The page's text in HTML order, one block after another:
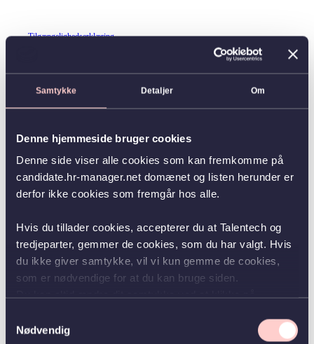
Samtykke Detaljer Om
Denne hjemmeside bruger cookies
Denne side viser alle cookies som kan fremkomme på
candidate.hr-manager.net domænet og listen herunder er
derfor ikke cookies som fremgår hos alle.
Hvis du tillader cookies, accepterer du at Talentech og
tredjeparter, gemmer de cookies, som du har valgt. Hvis
du ikke giver samtykke, vil vi kun gemme de cookies,
som er nødvendige for at du kan bruge siden.
Nødvendig
Tilgængelighedserklæring